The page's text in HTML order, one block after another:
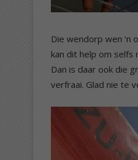
Die wendorp wen
kan dit help om
Dan is daar ook die
verfraai. Glad nie te